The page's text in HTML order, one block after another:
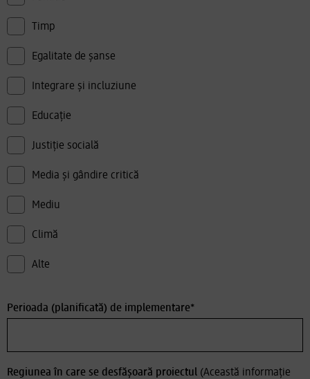
Timp
Egalitate de șanse
Integrare și incluziune
Educație
Justiție socială
Media și gândire critică
Mediu
Climă
Alte
Perioada (planificată) de implementare*
Regiunea în care se desfășoară proiectul (Această informație